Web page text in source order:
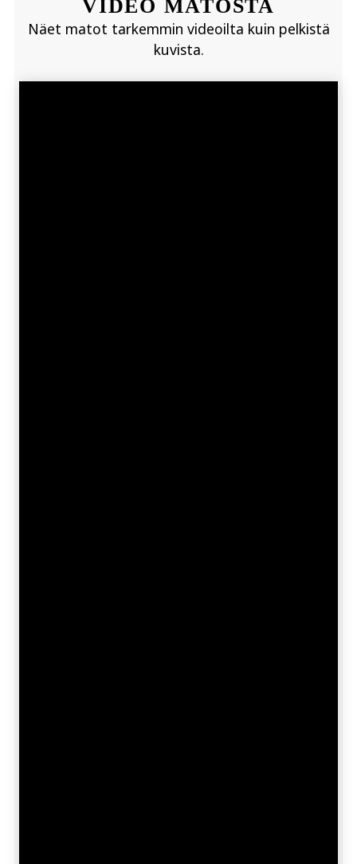
VIDEO MATOSTA
Näet matot tarkemmin videoilta kuin pelkistä
kuvista.